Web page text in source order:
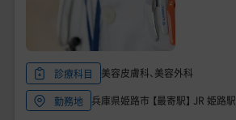
診療科目
美容皮膚科、美容外科
勤務地
兵庫県姫路市 【最寄駅】 JR 姫路駅